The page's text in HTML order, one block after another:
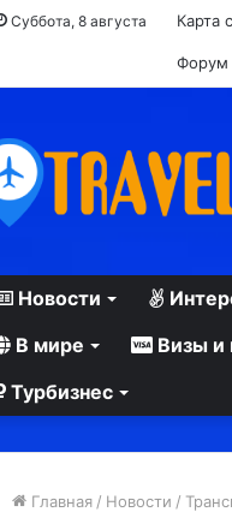
Суббота, 8 августа Карта
Форум
Новости
В мире
Визы и
Турбизнес
Главная / Новости /